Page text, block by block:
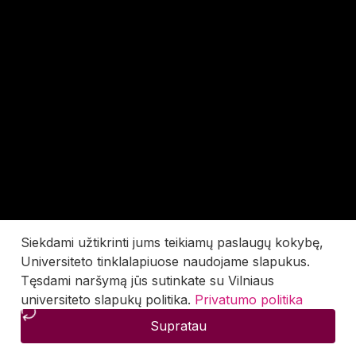
Siekdami užtikrinti jums teikiamų paslaugų kokybę,
Universiteto tinklalapiuose naudojame slapukus.
Tęsdami naršymą jūs sutinkate su Vilniaus
universiteto slapukų politika. Privatumo politika
Supratau